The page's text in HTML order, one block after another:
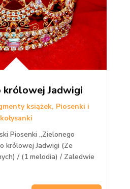
Jadwigi
książek, Piosenki i
kołysanki
Piosenki „Zielonego
królowej Jadwigi (Ze
/ (1 melodia) / Zaledwie